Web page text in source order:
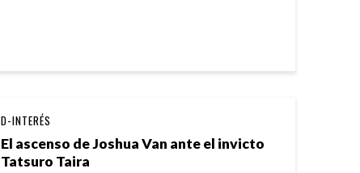
El ascenso de Joshua Van ante el invicto
Tatsuro Taira
D-INTERÉS